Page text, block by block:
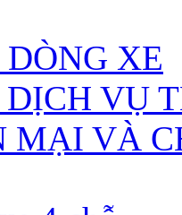
XE
VỤ
MẠI VÀ